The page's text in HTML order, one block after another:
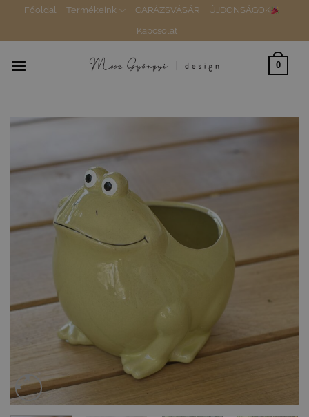
content
Főoldal Termékeink GARÁZSVÁSÁR
ÚJDONSÁGOK
Kapcsolat
0